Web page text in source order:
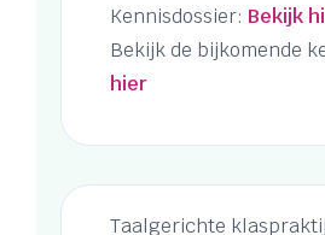
Kennisdossier: Bekijk
Bekijk de bijkomende
hier
Taalgerichte